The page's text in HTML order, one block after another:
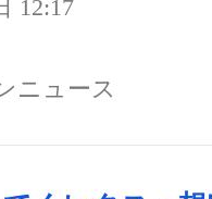
12:17
ニュース